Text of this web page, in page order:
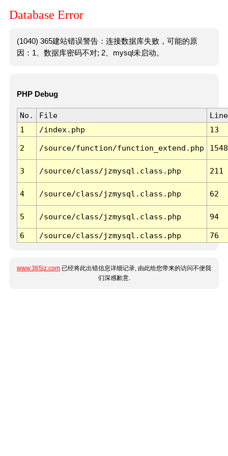
Database Error
(1040) 365建站错误警告：连接数据库失败，可能的原
因：1、数据库密码不对; 2、mysql未启动。
PHP Debug
No. File
Line
1
/index.php 13
2 /source/function/function_extend.php 1548
3 /source/class/jzmysql.class.php 211
4 /source/class/jzmysql.class.php 62
5 /source/class/jzmysql.class.php 94
6 /source/class/jzmysql.class.php 76
www.365jz.com 已经将此出错信息详细记录, 由此给您带来的访问不便我
们深感歉意.